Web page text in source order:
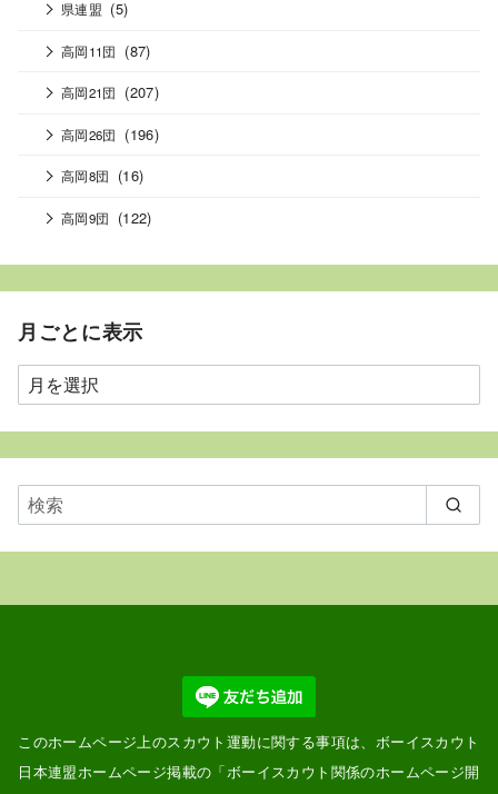
県連盟 (5)
高岡11団 (87)
高岡21団 (207)
高岡26団 (196)
高岡8団 (16)
高岡9団 (122)
月ごとに表示
月
ご
と
表
示
このホームページ上のスカウト運動に関する事項は、ボーイスカウト
日本連盟ホームページ掲載の「ボーイスカウト関係のホームページ開